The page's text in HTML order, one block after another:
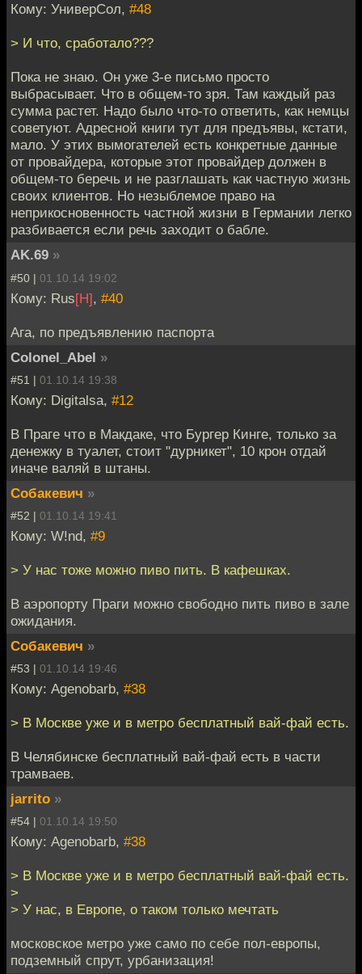
Кому: УниверСол, #48
> И что, сработало???
Пока не знаю. Он уже 3-е письмо просто
выбрасывает. Что в общем-то зря. Там каждый раз
сумма растет. Надо было что-то ответить, как немцы
советуют. Адресной книги тут для предъявы, кстати,
мало. У этих вымогателей есть конкретные данные
от провайдера, которые этот провайдер должен в
общем-то беречь и не разглашать как частную жизнь
своих клиентов. Но незыблемое право на
неприкосновенность частной жизни в Германии легко
разбивается если речь заходит о бабле.
AK.69 »
#50 | 01.10.14 19:02
Кому: Rus[H], #40
Ага, по предъявлению паспорта
Colonel_Abel »
#51 | 01.10.14 19:38
Кому: Digitalsa, #12
В Праге что в Макдаке, что Бургер Кинге, только за
денежку в туалет, стоит "дурникет", 10 крон отдай
иначе валяй в штаны.
Собакевич »
#52 | 01.10.14 19:41
Кому: W!nd, #9
> У нас тоже можно пиво пить. В кафешках.
В аэропорту Праги можно свободно пить пиво в зале
ожидания.
Собакевич »
#53 | 01.10.14 19:46
Кому: Agenobarb, #38
> В Москве уже и в метро бесплатный вай-фай есть.
В Челябинске бесплатный вай-фай есть в части
трамваев.
jarrito »
#54 | 01.10.14 19:50
Кому: Agenobarb, #38
> В Москве уже и в метро бесплатный вай-фай есть.
>
> У нас, в Европе, о таком только мечтать
московское метро уже само по себе пол-европы,
подземный спрут, урбанизация!